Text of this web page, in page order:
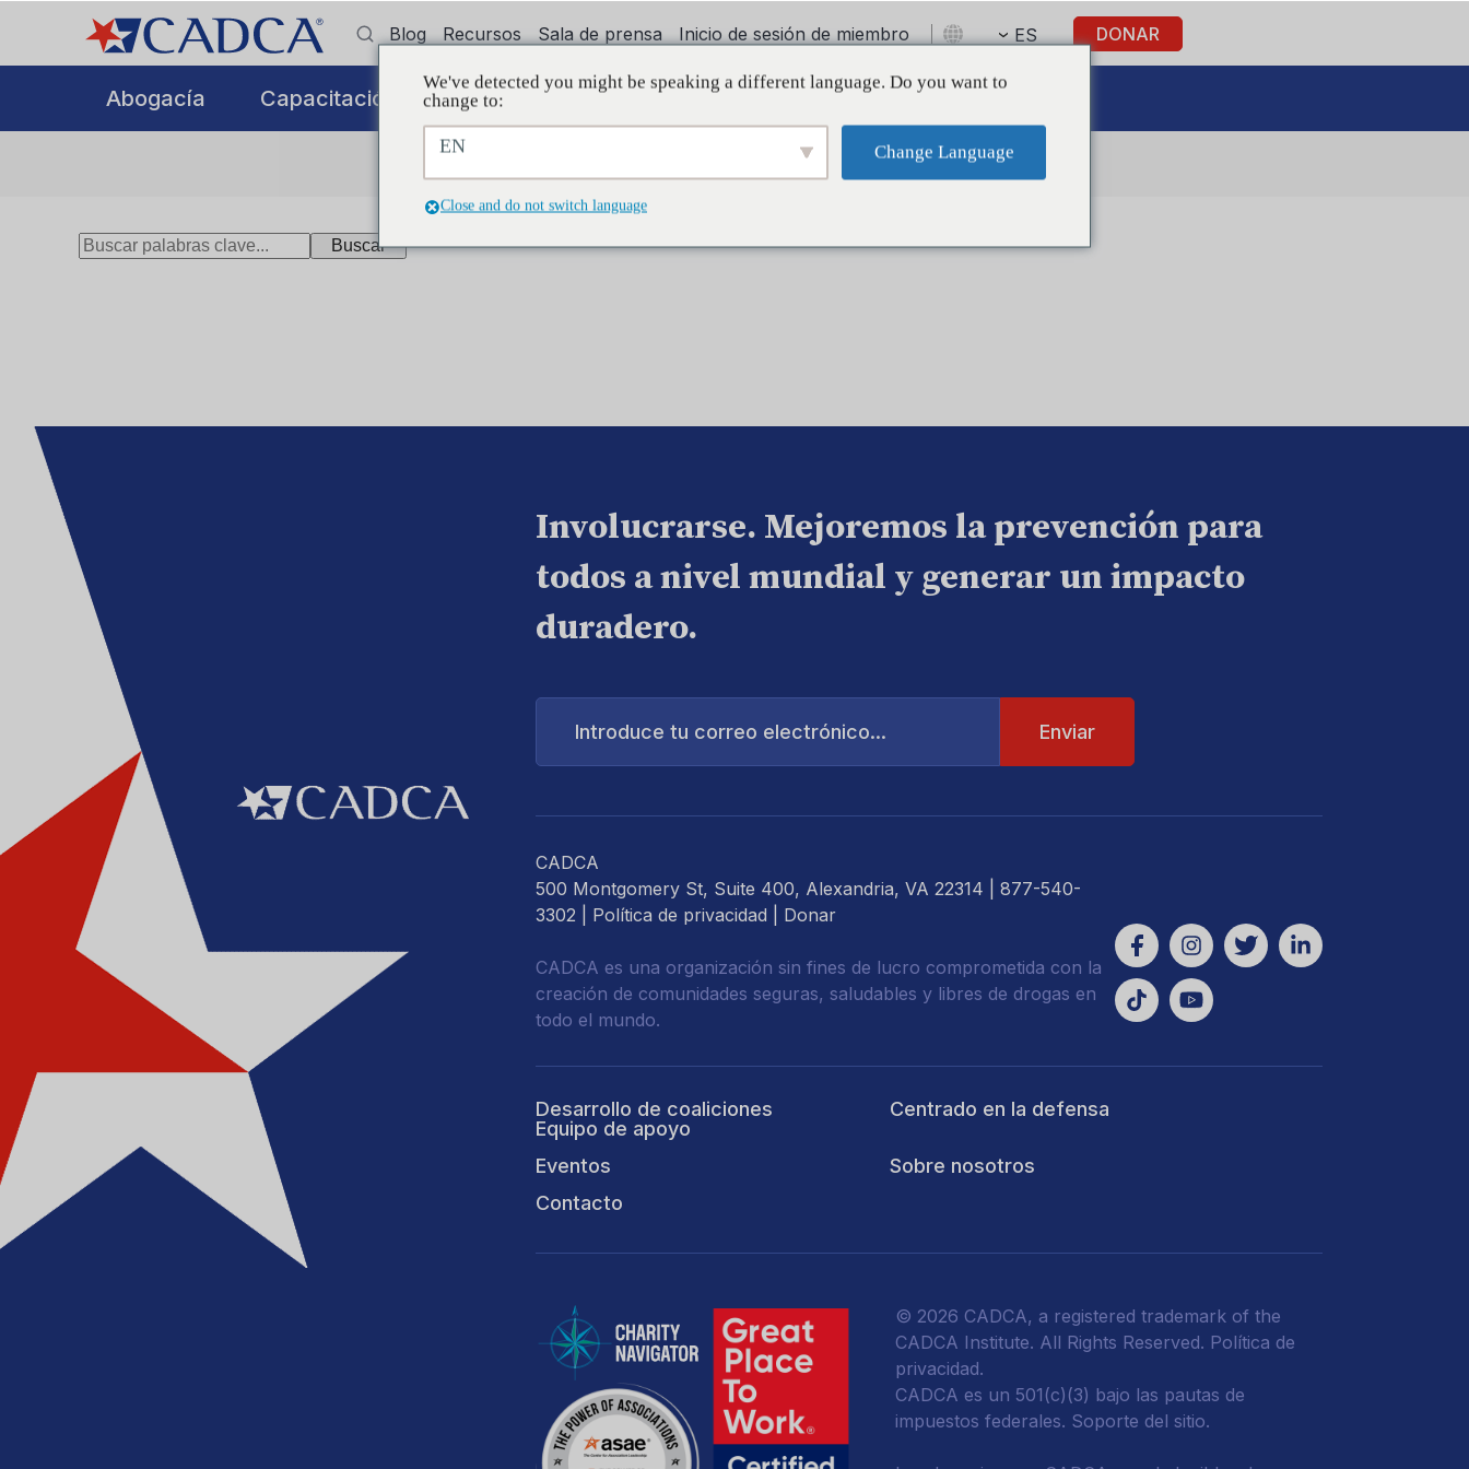
Blog Recursos Sala de prensa Inicio de sesión de miembro ES DONAR
Abogacía Capacitación Apoyo Initiatives Internacional Sobre nosotros
Involucrarse. Mejoremos la prevención para
todos a nivel mundial y generar un impacto
duradero.
Introduce
correo
CADCA
500 Montgomery St, Suite 400, Alexandria, VA 22314 | 877-540-
3302 | Política de privacidad Donar
CADCA es una organización sin fines de lucro comprometida con la
creación de comunidades seguras, saludables y libres de drogas en
todo el mundo.
Desarrollo de coaliciones
Equipo de apoyo
Centrado en la defensa
Eventos
Sobre nosotros
Contacto
© 2026 CADCA, a registered trademark of the
CADCA Institute. All Rights Reserved. Política de
privacidad.
CADCA es un 501(c)(3) bajo las pautas de
impuestos federales. Soporte del sitio.
We've detected you might be speaking a different language. Do you want to
change to:
EN Change Language
Close and do not switch language